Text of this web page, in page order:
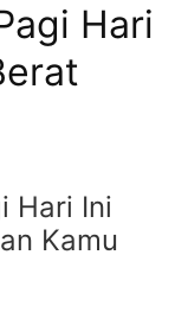
Hari
Hari Ini
Kamu